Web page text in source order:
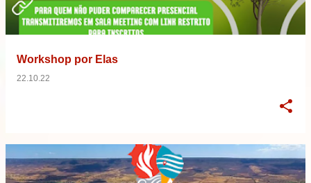
Workshop por Elas
22.10.22